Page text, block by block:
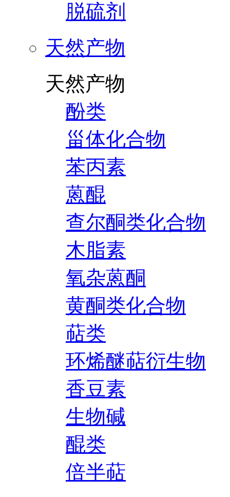
脱硫剂
天然产物
天然产物
酚类
甾体化合物
苯丙素
蒽醌
查尔酮类化合物
木脂素
氧杂蒽酮
黄酮类化合物
萜类
环烯醚萜衍生物
香豆素
生物碱
醌类
倍半萜